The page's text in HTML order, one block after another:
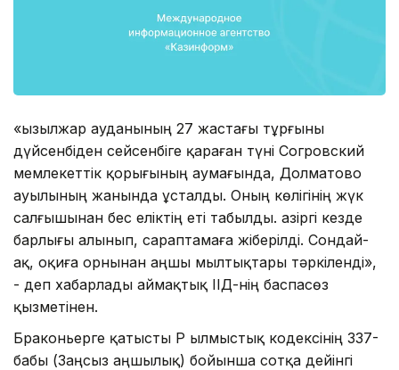
«Қызылжар ауданының 27 жастағы тұрғыны
дүйсенбіден сейсенбіге қараған түні Согровский
мемлекеттік қорығының аумағында, Долматово
ауылының жанында ұсталды. Оның көлігінің жүк
салғышынан бес еліктің еті табылды. Қазіргі кезде
барлығы алынып, сараптамаға жіберілді. Сондай-
ақ, оқиға орнынан аңшы мылтықтары тәркіленді»,
- деп хабарлады аймақтық ІІД-нің баспасөз
қызметінен.
Браконьерге қатысты ҚР Қылмыстық кодексінің 337-
бабы (Заңсыз аңшылық) бойынша сотқа дейінгі